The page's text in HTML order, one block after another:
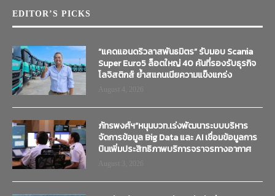
EDITOR’S PICKS
“แคดแอนดริวลาสพันธมิตร” รับมอบ Scania
Super Euro5 ล็อตใหญ่ 40 คันที่รองรับธุรกิจ
โลจิสติกส์ ย้ำสแกนเนียความแข็งแกร่ง
ภัทรพงศ์ฯ”หนุนบวท.เร่งพัฒนาระบบบริหาร
จัดการข้อมูล Big Data และ AI เชื่อมข้อมูลการ
บินเพิ่มประสิทธิภาพบริการจราจรทางอากาศ